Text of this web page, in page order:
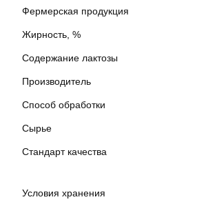
Фермерская продукция
Жирность, %
Содержание лактозы
Производитель
Способ обработки
Сырье
Стандарт качества
Условия хранения